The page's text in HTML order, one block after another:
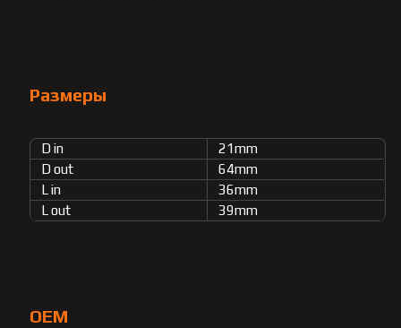
Размеры
D in
21mm
D out
64mm
L in
36mm
L out
39mm
OEM